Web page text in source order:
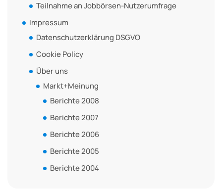
Teilnahme an Jobbörsen-Nutzerumfrage
Impressum
Datenschutzerklärung DSGVO
Cookie Policy
Über uns
Markt+Meinung
Berichte 2008
Berichte 2007
Berichte 2006
Berichte 2005
Berichte 2004